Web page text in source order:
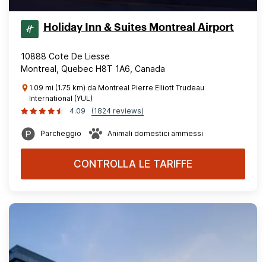
Holiday Inn & Suites Montreal Airport
10888 Cote De Liesse
Montreal, Quebec H8T 1A6, Canada
1.09 mi (1.75 km) da Montreal Pierre Elliott Trudeau
International (YUL)
4.09
(1824 reviews)
Parcheggio Animali domestici ammessi
CONTROLLA LE TARIFFE